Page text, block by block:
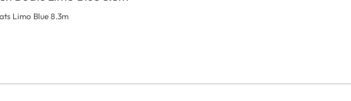
Limo Blue 8.3m